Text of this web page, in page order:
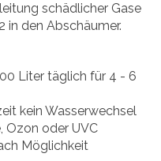
schädlicher Gase
in den Abschäumer.
Liter täglich für 4 - 6
kein Wasserwechsel
Ozon oder UVC
Möglichkeit